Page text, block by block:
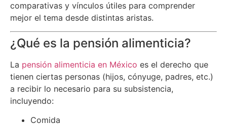
comparativas y vínculos útiles para comprender
mejor el tema desde distintas aristas.
¿Qué es la pensión alimenticia?
La pensión alimenticia en México es el derecho que
tienen ciertas personas (hijos, cónyuge, padres, etc.)
a recibir lo necesario para su subsistencia,
incluyendo:
Comida